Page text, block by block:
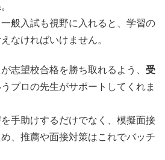
般入試も視野に入れると、学習の
なければいけません。
志望校合格を勝ち取れるよう、 受
うプロの先生がサポートしてくれま
手助けするだけでなく、模擬面接
、推薦や面接対策はこれでバッチ